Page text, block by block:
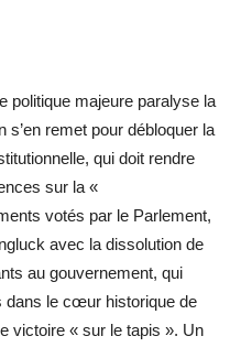
politique majeure paralyse la
s’en remet pour débloquer la
qui doit rendre
sur la «
votés par le Parlement,
avec la dissolution de
au gouvernement, qui
dans le cœur historique de
victoire « sur le tapis ». Un